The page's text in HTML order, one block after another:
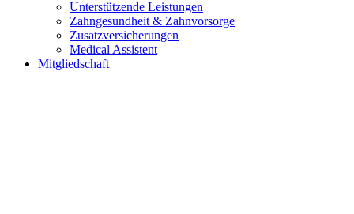
Unterstützende Leistungen
Zahngesundheit & Zahnvorsorge
Zusatzversicherungen
Medical Assistent
Mitgliedschaft